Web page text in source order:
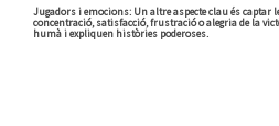
Jugadors i emocions: Un altre aspecte clau és captar
concentració, satisfacció, frustració o alegria de la
humà i expliquen històries poderoses.